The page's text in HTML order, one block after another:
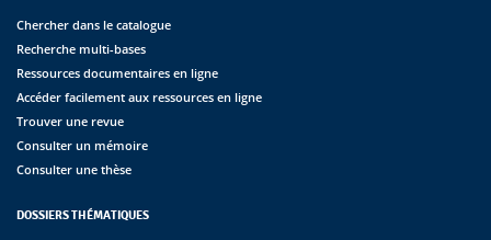
Chercher dans le catalogue
Recherche multi-bases
Ressources documentaires en ligne
Accéder facilement aux ressources en ligne
Trouver une revue
Consulter un mémoire
Consulter une thèse
DOSSIERS THÉMATIQUES